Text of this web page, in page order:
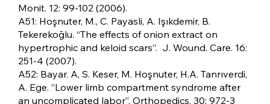
Monit. 12: 99-102 (2006).
A51: Hoşnuter, M., C. Payasli, A. Işıkdemir, B.
Tekerekoğlu. “The effects of onion extract on
hypertrophic and keloid scars”. J. Wound. Care. 16:
251-4 (2007).
A52: Bayar. A, S. Keser, M. Hoşnuter, H.A. Tanrıverdi,
A. Ege. ”Lower limb compartment syndrome after
an uncomplicated labor”. Orthopedics. 30: 972-3